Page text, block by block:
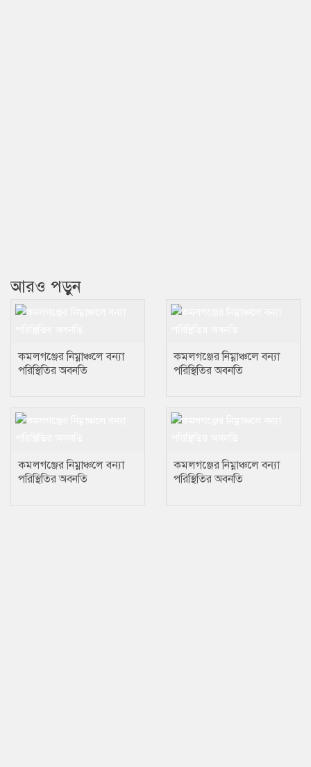
আরও পড়ুন
কমলগঞ্জের নিম্নাঞ্চলে বন্যা
পরিস্থিতির অবনতি
কমলগঞ্জের নিম্নাঞ্চলে বন্যা
পরিস্থিতির অবনতি
কমলগঞ্জের নিম্নাঞ্চলে বন্যা
পরিস্থিতির অবনতি
কমলগঞ্জের নিম্নাঞ্চলে বন্যা
পরিস্থিতির অবনতি